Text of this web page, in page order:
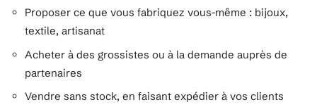
Proposer ce que vous fabriquez vous-même : bijoux,
textile, artisanat
Acheter à des grossistes ou à la demande auprès de
partenaires
Vendre sans stock, en faisant expédier à vos clients